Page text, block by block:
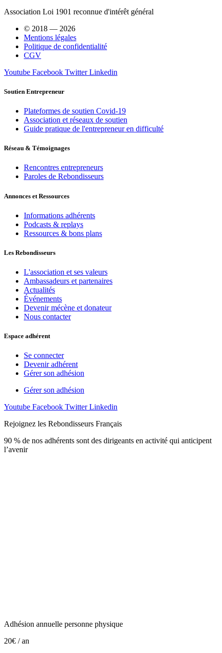
Association Loi 1901 reconnue d'intérêt général
© 2018 — 2026
Mentions légales
Politique de confidentialité
CGV
Youtube Facebook Twitter Linkedin
Soutien Entrepreneur
Plateformes de soutien Covid-19
Association et réseaux de soutien
Guide pratique de l'entrepreneur en difficulté
Réseau & Témoignages
Rencontres entrepreneurs
Paroles de Rebondisseurs
Annonces et Ressources
Informations adhérents
Podcasts & replays
Ressources & bons plans
Les Rebondisseurs
L'association et ses valeurs
Ambassadeurs et partenaires
Actualités
Événements
Devenir mécène et donateur
Nous contacter
Espace adhérent
Se connecter
Devenir adhérent
Gérer son adhésion
Gérer son adhésion
Youtube Facebook Twitter Linkedin
Rejoignez les Rebondisseurs Français
90 % de nos adhérents sont des dirigeants en activité qui anticipent
l’avenir
Adhésion annuelle personne physique
20€ / an